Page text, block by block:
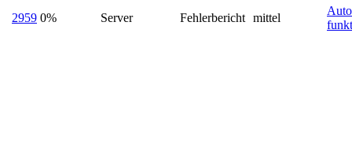
2959 0% Server Fehlerbericht mittel